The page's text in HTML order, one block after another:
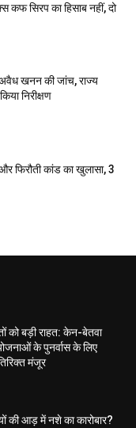
सिरप का हिसाब नहीं, दो
खनन की जांच, राज्य
निरीक्षण
फिरौती कांड का खुलासा, 3
को बड़ी राहत: केन-बेतवा
के पुनर्वास के लिए
मंजूर
की आड़ में नशे का कारोबार?